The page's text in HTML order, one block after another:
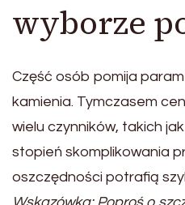
wyborze
Część osób pomija
kamienia. Tymczasem
wielu czynników, takich
stopień skomplikowania
oszczędności potrafią